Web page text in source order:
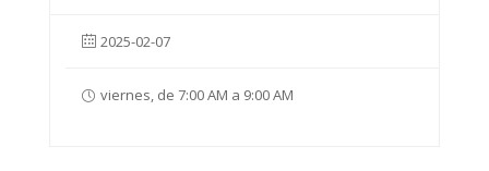
2025-02-07
viernes, de 7:00 AM a 9:00 AM